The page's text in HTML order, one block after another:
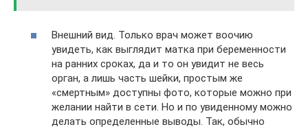
Внешний вид. Только врач может воочию
увидеть, как выглядит матка при беременности
на ранних сроках, да и то он увидит не весь
орган, а лишь часть шейки, простым же
«смертным» доступны фото, которые можно при
желании найти в сети. Но и по увиденному можно
делать определенные выводы. Так, обычно